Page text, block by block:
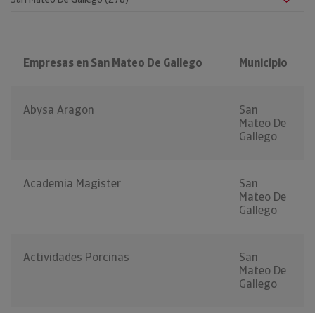
Empresas en San Mateo De Gallego Municipio
Abysa Aragon
San
Mateo De
Gallego
Academia Magister
San
Mateo De
Gallego
Actividades Porcinas
San
Mateo De
Gallego